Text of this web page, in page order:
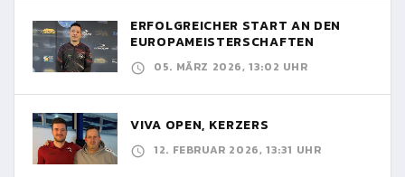
ERFOLGREICHER START AN DEN
EUROPAMEISTERSCHAFTEN
05. MÄRZ 2026, 13:02 UHR
VIVA OPEN, KERZERS
12. FEBRUAR 2026, 13:31 UHR